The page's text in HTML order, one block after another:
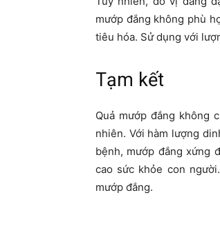
mướp đắng không phù
tiêu hóa. Sử dụng với
Tạm kết
Quả mướp đắng không
nhiên. Với hàm lượng
bệnh, mướp đắng xứng
cao sức khỏe con
mướp đắng.